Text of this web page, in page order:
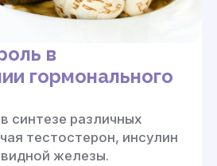
в
гормонального
синтезе различных
тестостерон, инсулин
железы.